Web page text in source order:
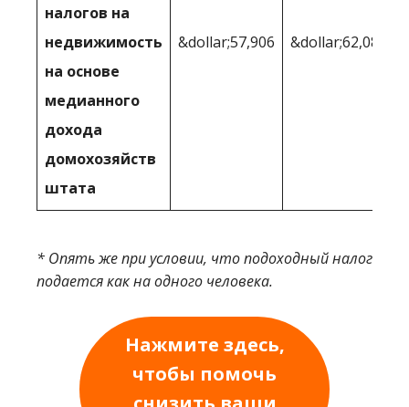
налогов на
недвижимость
на основе
медианного
дохода
домохозяйств
штата
&dollar;57,906 &dollar;62,085
* Опять же при условии, что подоходный налог
подается как на одного человека.
Нажмите здесь,
чтобы помочь